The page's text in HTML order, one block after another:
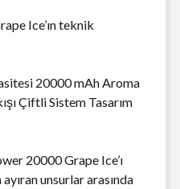
Ice’ın teknik
20000 mAh Aroma
Çiftli Sistem Tasarım
20000 Grape Ice’ı
unsurlar arasında